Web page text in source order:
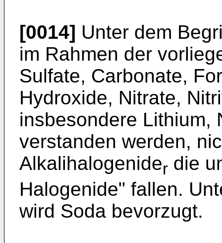
[0014] Unter dem
im Rahmen der
Sulfate, Carbonate,
Hydroxide, Nitrate,
insbesondere Lithium,
verstanden werden,
Alkalihalogenider die
Halogenide" fallen.
wird Soda bevorzugt.